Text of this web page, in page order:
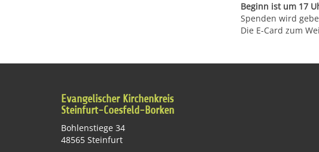
Beginn ist um 17
Spenden wird
Die E-Card zum
Evangelischer Kirchenkreis
Steinfurt-Coesfeld-Borken
Bohlenstiege 34
48565 Steinfurt